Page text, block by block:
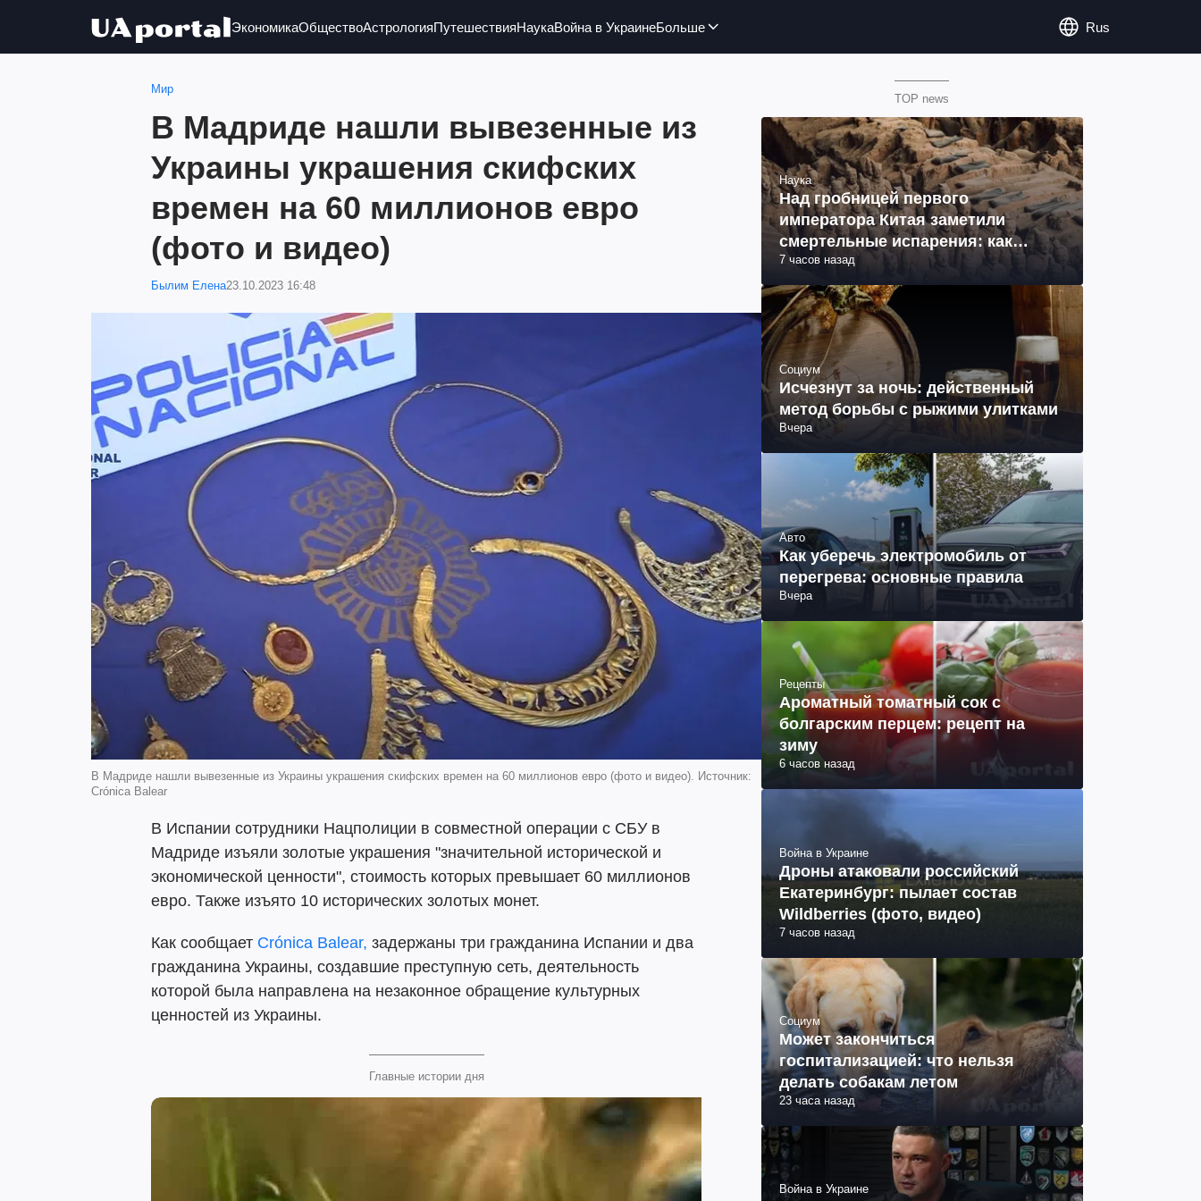
ЭкономикаОбществоАстрологияПутешествияНаукаВойна в УкраинеБольше Rus
Мир
В Мадриде нашли вывезенные из
Украины украшения скифских
времен на 60 миллионов евро
(фото и видео)
Былим Елена23.10.2023 16:48
В Мадриде нашли вывезенные из Украины украшения скифских времен на 60 миллионов евро (фото и видео). Источник:
Crónica Balear
В Испании сотрудники Нацполиции в совместной операции с СБУ в
Мадриде изъяли золотые украшения "значительной исторической и
экономической ценности", стоимость которых превышает 60 миллионов
евро. Также изъято 10 исторических золотых монет.
Как сообщает Crónica Balear, задержаны три гражданина Испании и два
гражданина Украины, создавшие преступную сеть, деятельность
которой была направлена на незаконное обращение культурных
ценностей из Украины.
Главные истории дня
TOP news
Наука
Над гробницей первого
императора Китая заметили
смертельные испарения: как
образовались (фото)
7 часов назад
Социум
Исчезнут за ночь: действенный
метод борьбы с рыжими улитками
Вчера
Авто
Как уберечь электромобиль от
перегрева: основные правила
Вчера
Рецепты
Ароматный томатный сок с
болгарским перцем: рецепт на
зиму
6 часов назад
Война в Украине
Дроны атаковали российский
Екатеринбург: пылает состав
Wildberries (фото, видео)
7 часов назад
Социум
Может закончиться
госпитализацией: что нельзя
делать собакам летом
23 часа назад
Война в Украине